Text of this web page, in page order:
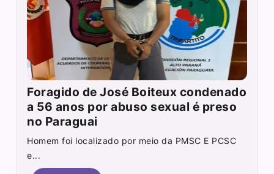
Foragido de José Boiteux condenado
a 56 anos por abuso sexual é preso
no Paraguai
Homem foi localizado por meio da PMSC E PCSC
e...